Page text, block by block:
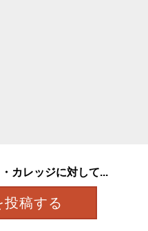
カレッジに対して...
投稿する